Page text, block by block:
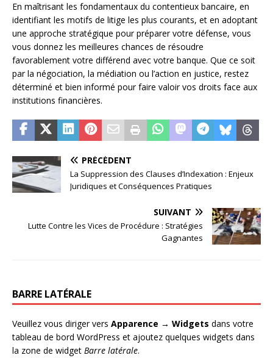
En maîtrisant les fondamentaux du contentieux bancaire, en
identifiant les motifs de litige les plus courants, et en adoptant
une approche stratégique pour préparer votre défense, vous
vous donnez les meilleures chances de résoudre
favorablement votre différend avec votre banque. Que ce soit
par la négociation, la médiation ou l’action en justice, restez
déterminé et bien informé pour faire valoir vos droits face aux
institutions financières.
PRÉCÉDENT
La Suppression des Clauses d’Indexation : Enjeux
Juridiques et Conséquences Pratiques
SUIVANT
Lutte Contre les Vices de Procédure : Stratégies
Gagnantes
BARRE LATÉRALE
Veuillez vous diriger vers Apparence → Widgets dans votre
tableau de bord WordPress et ajoutez quelques widgets dans
la zone de widget Barre latérale.